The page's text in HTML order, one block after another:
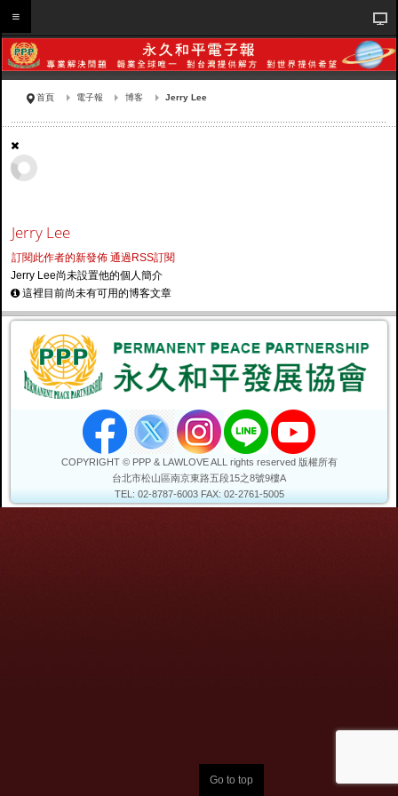
首頁 電子報 博客 Jerry Lee
Jerry Lee
訂閱此作者的新發佈 通過RSS訂閱
Jerry Lee尚未設置他的個人簡介
這裡目前尚未有可用的博客文章
COPYRIGHT © PPP & LAWLOVE ALL rights reserved 版權所有
台北市松山區南京東路五段15之8號9樓A
TEL: 02-8787-6003FAX: 02-2761-5005
Go to top